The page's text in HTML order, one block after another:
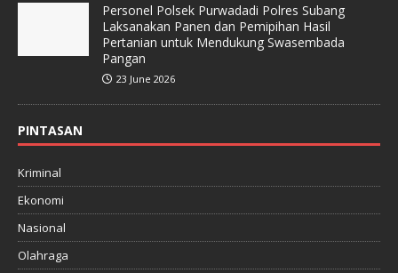
Personel Polsek Purwadadi Polres Subang
Laksanakan Panen dan Pemipihan Hasil
Pertanian untuk Mendukung Swasembada
Pangan
23 June 2026
PINTASAN
Kriminal
Ekonomi
Nasional
Olahraga